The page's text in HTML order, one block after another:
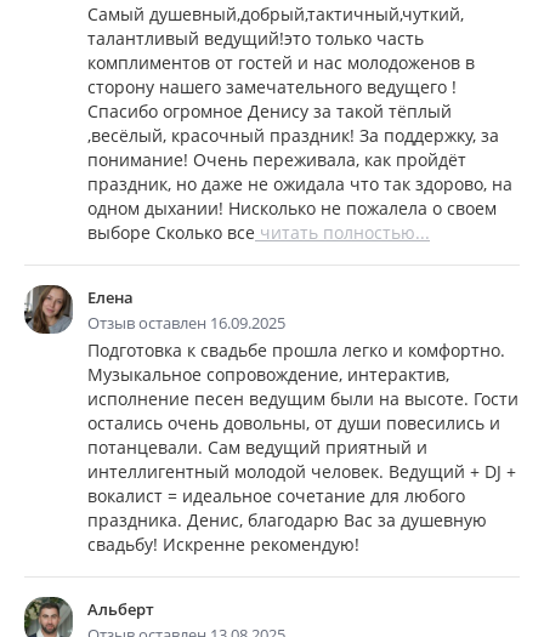
Самый душевный,добрый,тактичный,чуткий,
талантливый ведущий!это только часть
комплиментов от гостей и нас молодоженов в
сторону нашего замечательного ведущего !
Спасибо огромное Денису за такой тёплый
,весёлый, красочный праздник! За поддержку, за
понимание! Очень переживала, как пройдёт
праздник, но даже не ожидала что так здорово, на
одном дыхании! Нисколько не пожалела о своем
выборе Сколько все читать полностью...
Елена
Отзыв оставлен 16.09.2025
Подготовка к свадьбе прошла легко и комфортно.
Музыкальное сопровождение, интерактив,
исполнение песен ведущим были на высоте. Гости
остались очень довольны, от души повесились и
потанцевали. Сам ведущий приятный и
интеллигентный молодой человек. Ведущий + DJ +
вокалист = идеальное сочетание для любого
праздника. Денис, благодарю Вас за душевную
свадьбу! Искренне рекомендую!
Альберт